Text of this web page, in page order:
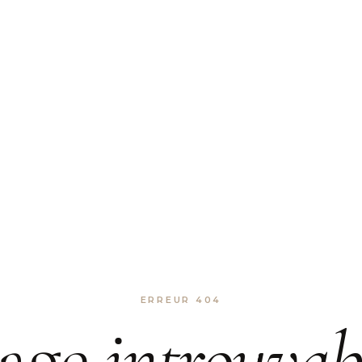
ERREUR 404